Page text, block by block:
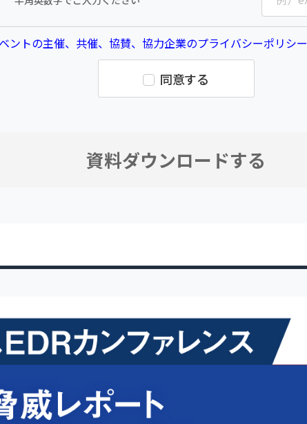
ントの主催、共催、協賛、協力企業のプライバシーポリシー
同意する